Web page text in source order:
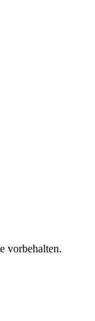
vorbehalten.